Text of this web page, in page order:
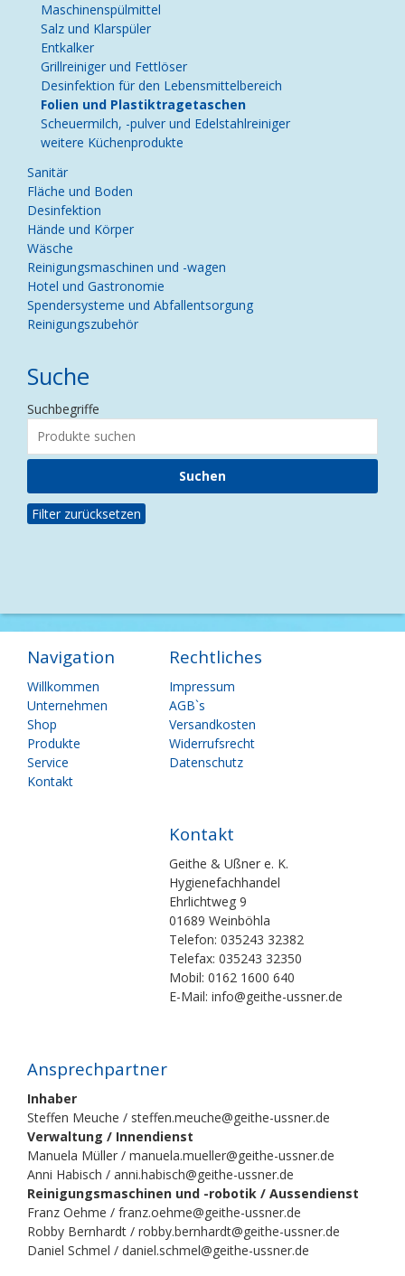
Maschinenspülmittel
Salz und Klarspüler
Entkalker
Grillreiniger und Fettlöser
Desinfektion für den Lebensmittelbereich
Folien und Plastiktragetaschen
Scheuermilch, -pulver und Edelstahlreiniger
weitere Küchenprodukte
Sanitär
Fläche und Boden
Desinfektion
Hände und Körper
Wäsche
Reinigungsmaschinen und -wagen
Hotel und Gastronomie
Spendersysteme und Abfallentsorgung
Reinigungszubehör
Suche
Suchbegriffe
Filter zurücksetzen
Navigation
Navigation
überspringen
Willkommen
Unternehmen
Shop
Produkte
Service
Kontakt
Rechtliches
Navigation
überspringen
Impressum
AGB`s
Versandkosten
Widerrufsrecht
Datenschutz
Kontakt
Geithe & Ußner e. K.
Hygienefachhandel
Ehrlichtweg 9
01689 Weinböhla
Telefon: 035243 32382
Telefax: 035243 32350
Mobil: 0162 1600 640
E-Mail: info@geithe-ussner.de
Ansprechpartner
Inhaber
Steffen Meuche / steffen.meuche@geithe-ussner.de
Verwaltung / Innendienst
Manuela Müller / manuela.mueller@geithe-ussner.de
Anni Habisch / anni.habisch@geithe-ussner.de
Reinigungsmaschinen und -robotik / Aussendienst
Franz Oehme / franz.oehme@geithe-ussner.de
Robby Bernhardt / robby.bernhardt@geithe-ussner.de
Daniel Schmel / daniel.schmel@geithe-ussner.de